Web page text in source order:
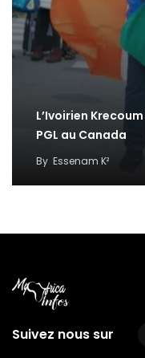
L’Ivoirien
PGL au Canada
By Essenam K²
Suivez nous sur